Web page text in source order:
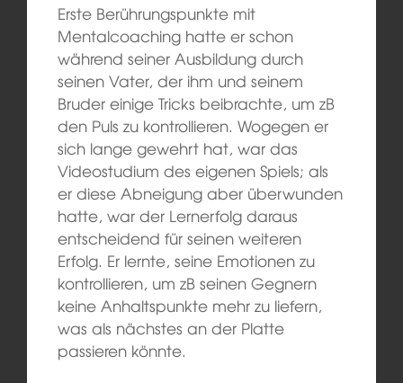
Erste Berührungspunkte mit
Mentalcoaching hatte er schon
während seiner Ausbildung durch
seinen Vater, der ihm und seinem
Bruder einige Tricks beibrachte, um zB
den Puls zu kontrollieren. Wogegen er
sich lange gewehrt hat, war das
Videostudium des eigenen Spiels; als
er diese Abneigung aber überwunden
hatte, war der Lernerfolg daraus
entscheidend für seinen weiteren
Erfolg. Er lernte, seine Emotionen zu
kontrollieren, um zB seinen Gegnern
keine Anhaltspunkte mehr zu liefern,
was als nächstes an der Platte
passieren könnte.